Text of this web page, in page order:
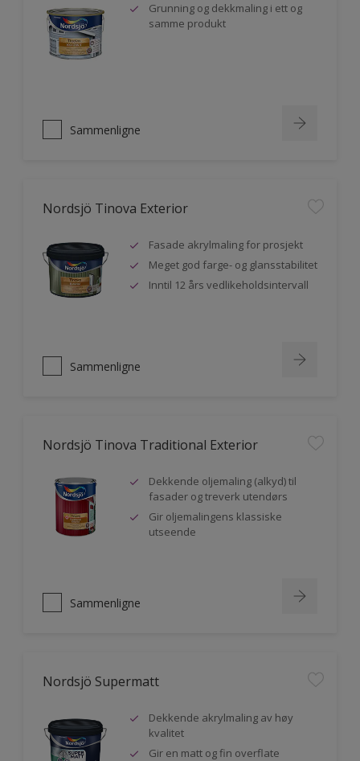
Grunning og dekkmaling i ett og
samme produkt
Sammenligne
Nordsjö Tinova Exterior
Fasade akrylmaling for prosjekt
Meget god farge- og glansstabilitet
Inntil 12 års vedlikeholdsintervall
Sammenligne
Nordsjö Tinova Traditional Exterior
Dekkende oljemaling (alkyd) til
fasader og treverk utendørs
Gir oljemalingens klassiske
utseende
Sammenligne
Nordsjö Supermatt
Dekkende akrylmaling av høy
kvalitet
Gir en matt og fin overflate